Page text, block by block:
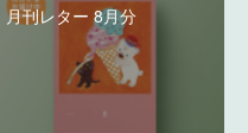
月刊レター 8月分